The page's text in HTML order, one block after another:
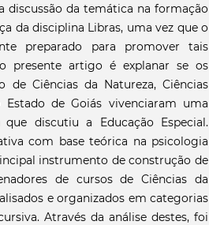
discussão da temática na formação
da disciplina Libras, uma vez que o
preparado para promover tais
presente artigo é explanar se os
de Ciências da Natureza, Ciências
de Goiás vivenciaram uma
discutiu a Educação Especial.
com base teórica na psicologia
instrumento de construção de
de cursos de Ciências da
e organizados em categorias
Através da análise destes, foi